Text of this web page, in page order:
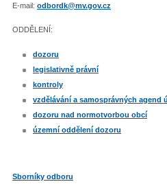
E-mail: odbordk@mv.gov.cz
ODDĚLENÍ:
dozoru
legislativně právní
kontroly
vzdělávání a samosprávných agend
dozoru nad normotvorbou obcí
územní oddělení dozoru
Sborníky odboru